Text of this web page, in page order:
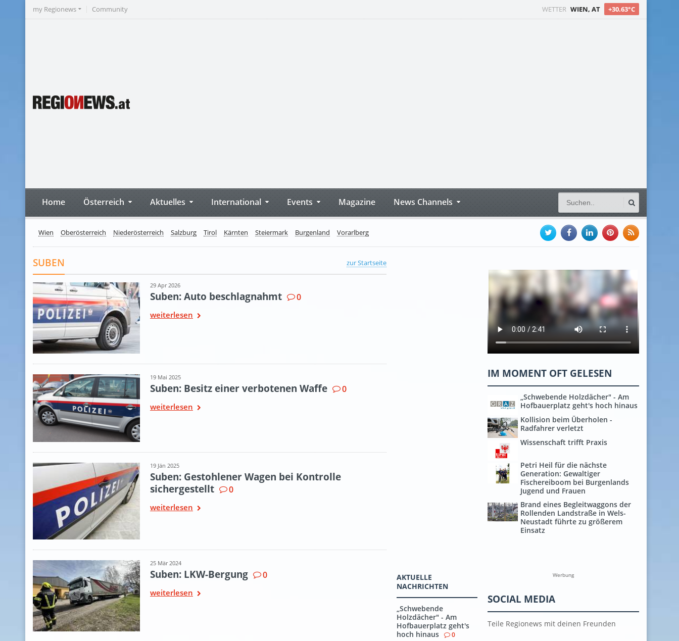
WETTER WIEN, AT +30.63°C
my Regionews Community
Home Österreich Aktuelles International Events Magazine News Channels
Wien Oberösterreich Niederösterreich Salzburg Tirol Kärnten Steiermark Burgenland Vorarlberg
zur Startseite
SUBEN
29 Apr 2026
Suben: Auto beschlagnahmt 0
weiterlesen
19 Mai 2025
Suben: Besitz einer verbotenen Waffe 0
weiterlesen
19 Jän 2025
Suben: Gestohlener Wagen bei Kontrolle
sichergestellt
0
weiterlesen
25 Mär 2024
Suben: LKW-Bergung 0
weiterlesen
AKTUELLE
NACHRICHTEN
„Schwebende
Holzdächer" - Am
Hofbauerplatz geht's
hoch hinaus
0
IM MOMENT OFT GELESEN
„Schwebende Holzdächer" - Am
Hofbauerplatz geht's hoch hinaus
Kollision beim Überholen -
Radfahrer verletzt
Wissenschaft trifft Praxis
Petri Heil für die nächste
Generation: Gewaltiger
Fischereiboom bei Burgenlands
Jugend und Frauen
Brand eines Begleitwaggons der
Rollenden Landstraße in Wels-
Neustadt führte zu größerem
Einsatz
Werbung
SOCIAL MEDIA
Teile Regionews mit deinen Freunden